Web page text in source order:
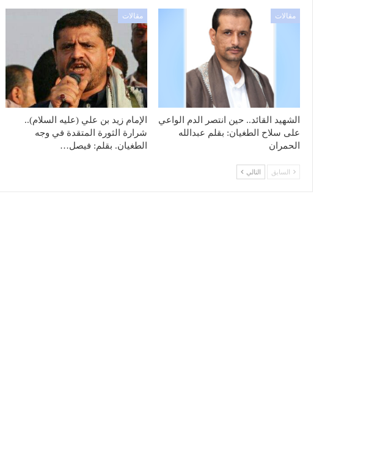
مقالات
الشهيد القائد.. حين انتصر الدم الواعي
على سلاح الطغيان: بقلم عبدالله
الحمران
مقالات
الإمام زيد بن علي (عليه السلام)..
شرارة الثورة المتقدة في وجه
الطغيان. بقلم: فيصل…
السابق التالي